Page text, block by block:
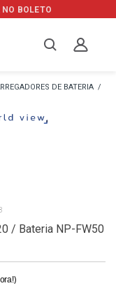
NO BOLETO
DE BATERIA
/ Bateria NP-FW50
)